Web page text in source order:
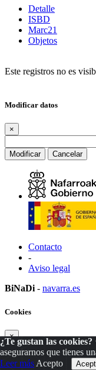
Detalle
ISBD
Marc21
Objetos
Este registros no es
Modificar datos
×
Modificar Cancelar
Contacto
-
Aviso legal
BiNaDi - navarra.es
¿Te gustan las cookies?
asegurarnos que tienes
Leer más Acepto
Cookies
×